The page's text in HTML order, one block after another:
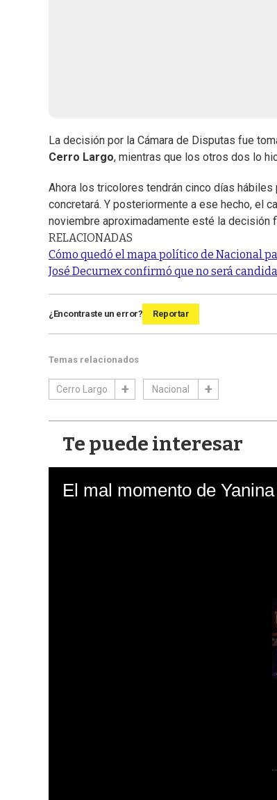
La decisión por la Cámara de Disputas fue
Cerro Largo, mientras que los otros dos lo
Ahora los tricolores tendrán cinco días hábiles
concretará. Y posteriormente a ese hecho, el
noviembre aproximadamente esté la decisión
RELACIONADAS
Cómo quedó el mapa político de Nacional
José Decurnex confirmó que no será
¿Encontraste un error? Reportar
Temas relacionados
Cerro Largo Nacional
Te puede interesar